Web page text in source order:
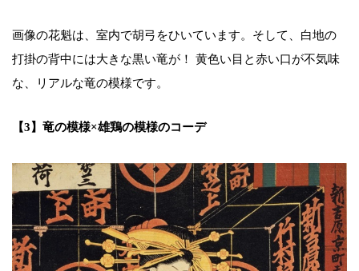
画像の花魁は、室内で胡弓をひいています。そして、白地の
打掛の背中には大きな黒い竜が！ 黄色い目と赤い口が不気味
な、リアルな竜の模様です。
【3】竜の模様×雄鶏の模様のコーデ